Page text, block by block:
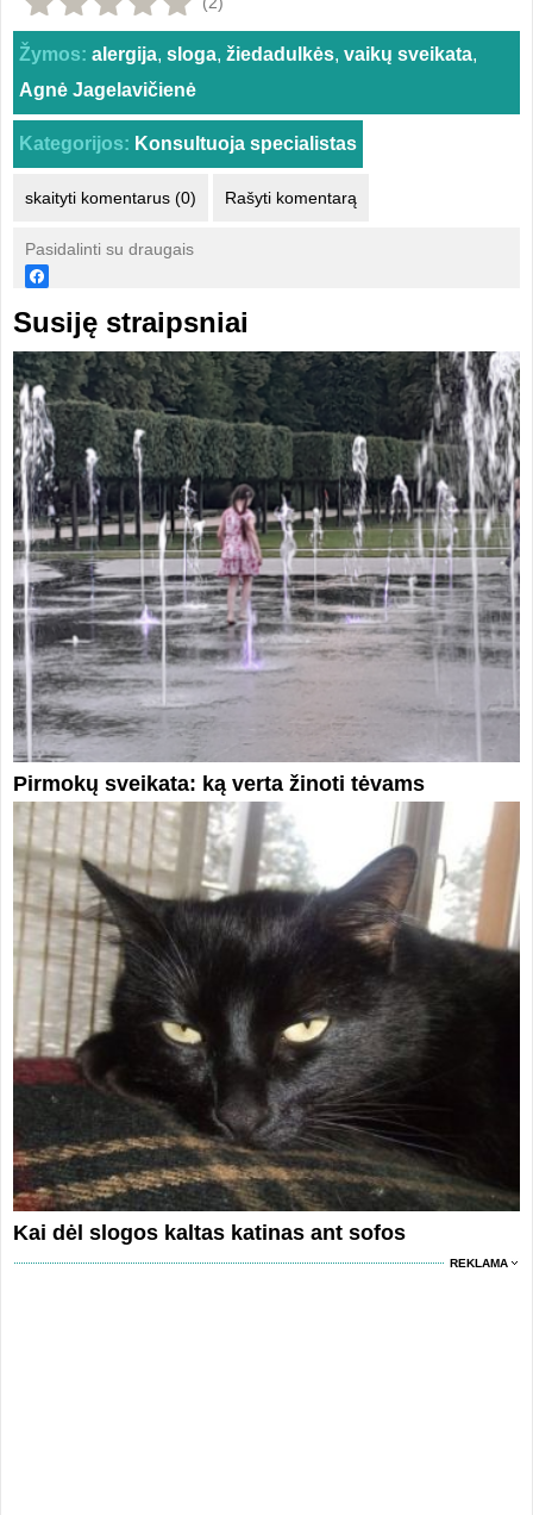
Žymos: alergija, sloga, žiedadulkės, vaikų sveikata,
Agnė Jagelavičienė
Kategorijos: Konsultuoja specialistas
skaityti komentarus (0) Rašyti komentarą
Pasidalinti su draugais
Susiję straipsniai
Pirmokų sveikata: ką verta žinoti tėvams
Kai dėl slogos kaltas katinas ant sofos
REKLAMA